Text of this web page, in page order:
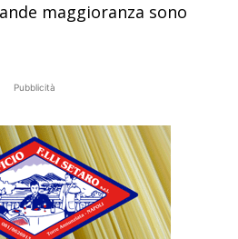
maggioranza sono
Pubblicità